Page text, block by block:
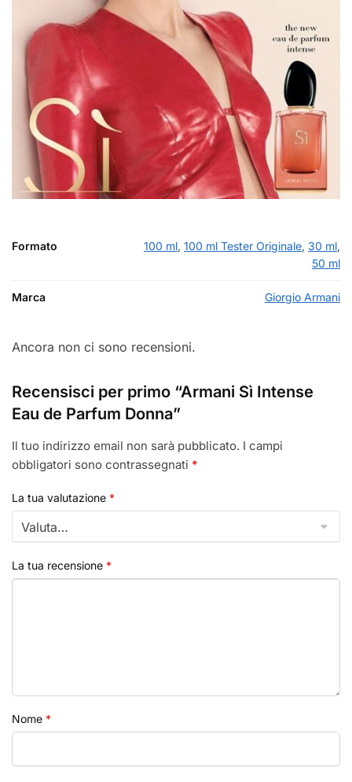
Formato 100 ml, 100 ml Tester Originale, 30 ml,
50 ml
Marca Giorgio Armani
Ancora non ci sono recensioni.
Recensisci per primo “Armani Sì Intense
Eau de Parfum Donna”
Il tuo indirizzo email non sarà pubblicato. I campi
obbligatori sono contrassegnati *
La tua valutazione *
La tua recensione *
Nome *